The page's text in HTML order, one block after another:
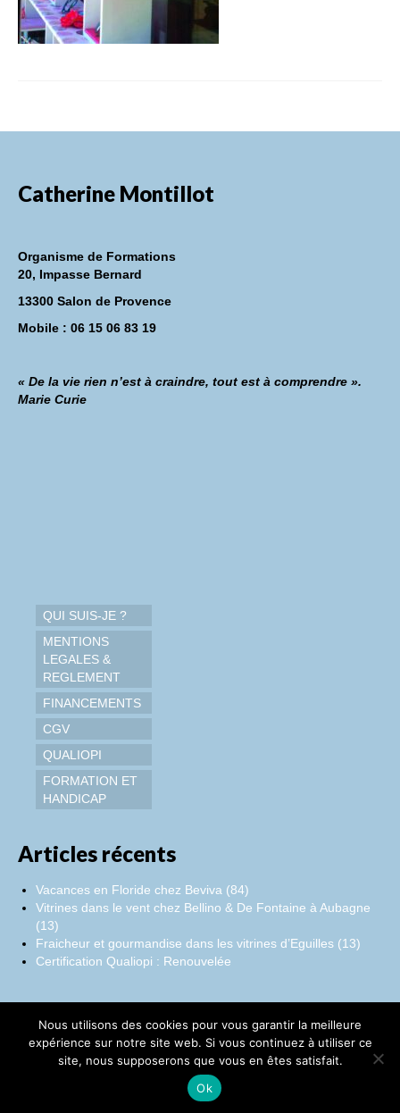
REALISATIONS
Catherine Montillot
Organisme de Formations
20, Impasse Bernard
13300 Salon de Provence
Mobile : 06 15 06 83 19
« De la vie rien n’est à craindre, tout est à comprendre ».
Marie Curie
QUI SUIS-JE ?
MENTIONS
LEGALES &
REGLEMENT
FINANCEMENTS
CGV
QUALIOPI
FORMATION ET
HANDICAP
Articles récents
Vacances en Floride chez Beviva (84)
Vitrines dans le vent chez Bellino & De Fontaine à Aubagne
(13)
Fraicheur et gourmandise dans les vitrines d’Eguilles (13)
Certification Qualiopi : Renouvelée
Facebook
Instagram
LinkedIn
Nous utilisons des cookies pour vous garantir la meilleure
expérience sur notre site web. Si vous continuez à utiliser ce
site, nous supposerons que vous en êtes satisfait.
Ok